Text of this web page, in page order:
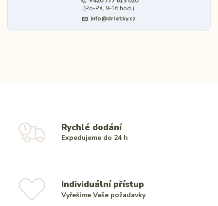
(Po-Pá, 9-16 hod.)
info@drlatky.cz
Rychlé dodání
Expedujeme do 24 h
Individuální přístup
Vyřešíme Vaše požadavky